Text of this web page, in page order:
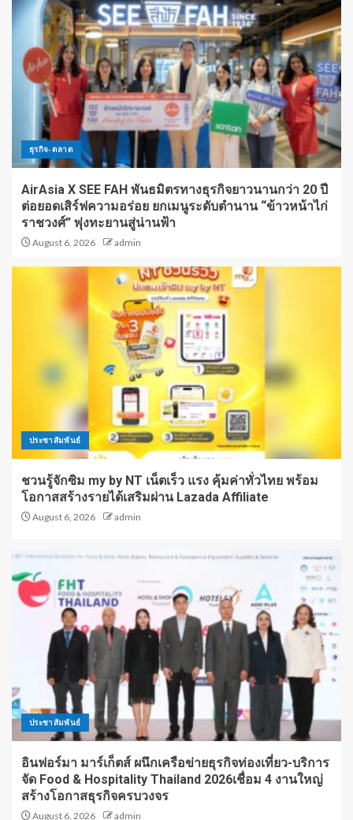
ธุรกิจ-ตลาด
AirAsia X SEE FAH พันธมิตรทางธุรกิจยาวนานกว่า 20 ปี
ต่อยอดเสิร์ฟความอร่อย ยกเมนูระดับตำนาน “ข้าวหน้าไก่
ราชวงศ์” พุ่งทะยานสู่น่านฟ้า
August 6, 2026 admin
ประชาสัมพันธ์
ชวนรู้จักซิม my by NT เน็ตเร็ว แรง คุ้มค่าทั่วไทย พร้อม
โอกาสสร้างรายได้เสริมผ่าน Lazada Affiliate
August 6, 2026 admin
ประชาสัมพันธ์
อินฟอร์มา มาร์เก็ตส์ ผนึกเครือข่ายธุรกิจท่องเที่ยว-บริการ
จัด Food & Hospitality Thailand 2026เชื่อม 4 งานใหญ่
สร้างโอกาสธุรกิจครบวงจร
August 6, 2026 admin